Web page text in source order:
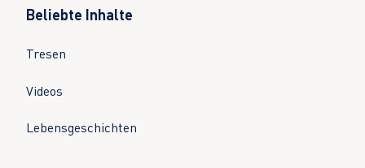
Beliebte Inhalte
Tresen
Videos
Lebensgeschichten